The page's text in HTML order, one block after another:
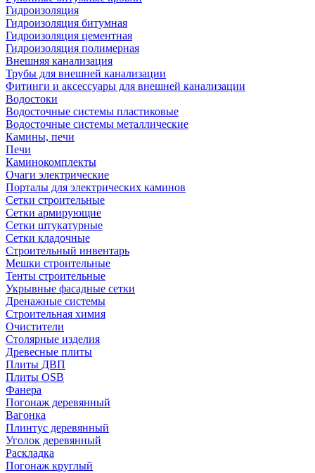
Гидроизоляция
Гидроизоляция битумная
Гидроизоляция цементная
Гидроизоляция полимерная
Внешняя канализация
Трубы для внешней канализации
Фитинги и аксессуары для внешней канализации
Водостоки
Водосточные системы пластиковые
Водосточные системы металлические
Камины, печи
Печи
Каминокомплекты
Очаги электрические
Порталы для электрических каминов
Сетки строительные
Сетки армирующие
Сетки штукатурные
Сетки кладочные
Строительный инвентарь
Мешки строительные
Тенты строительные
Укрывные фасадные сетки
Дренажные системы
Строительная химия
Очистители
Столярные изделия
Древесные плиты
Плиты ДВП
Плиты OSB
Фанера
Погонаж деревянный
Вагонка
Плинтус деревянный
Уголок деревянный
Раскладка
Погонаж круглый